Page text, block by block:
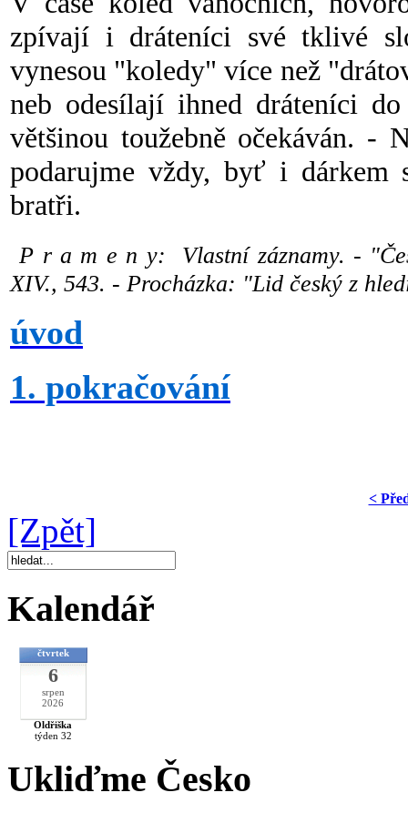
zpívají i dráteníci své tklivé
vynesou "koledy" více než
neb odesílají ihned dráteníci
většinou toužebně očekáván. -
podarujme vždy, byť i dárkem
bratři.
P r a m e n y: Vlastní záznamy. -
XIV., 543. - Procházka: "Lid český z
úvod
1. pokračování
<
[Zpět]
Kalendář
čtvrtek
6
srpen
2026
Oldřiška
týden 32
Ukliďme Česko